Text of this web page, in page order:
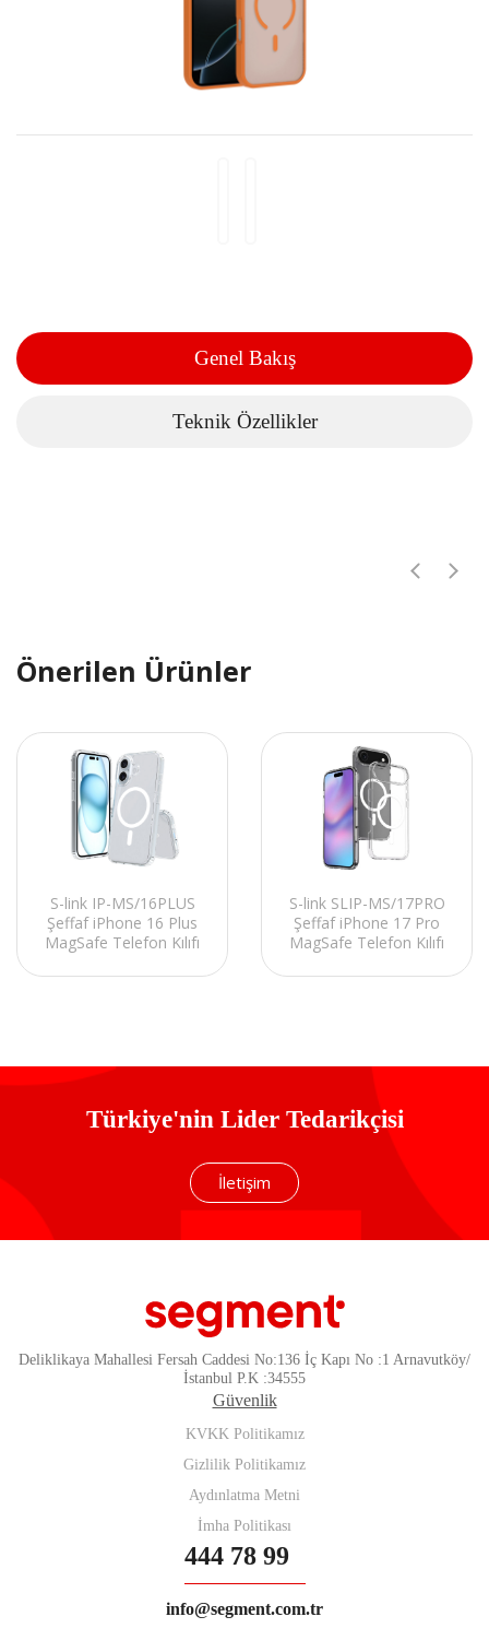
Genel Bakış
Teknik Özellikler
Önerilen Ürünler
S-link IP-MS/16PLUS
Şeffaf iPhone 16 Plus
MagSafe Telefon Kılıfı
S-link SLIP-MS/17PRO
Şeffaf iPhone 17 Pro
MagSafe Telefon Kılıfı
Türkiye'nin Lider Tedarikçisi
İletişim
Deliklikaya Mahallesi Fersah Caddesi No:136 İç Kapı No :1 Arnavutköy/
İstanbul P.K :34555
Güvenlik
KVKK Politikamız
Gizlilik Politikamız
Aydınlatma Metni
İmha Politikası
444 78 99
info@segment.com.tr